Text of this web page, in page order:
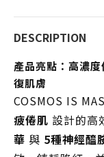
DESCRIPTION
產品亮點：高濃
復肌膚
COSMOS IS
疲倦肌 設計的高
華 與 5種神經醯